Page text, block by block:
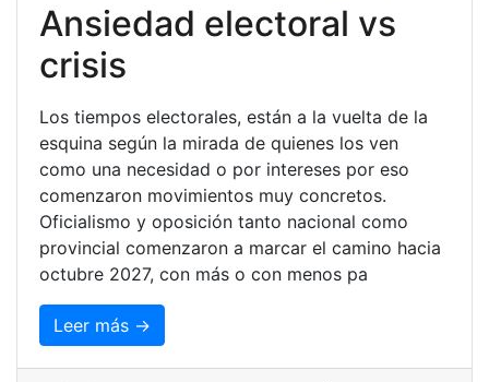
Ansiedad electoral vs
crisis
Los tiempos electorales, están a la vuelta de la
esquina según la mirada de quienes los ven
como una necesidad o por intereses por eso
comenzaron movimientos muy concretos.
Oficialismo y oposición tanto nacional como
provincial comenzaron a marcar el camino hacia
octubre 2027, con más o con menos pa
Leer más →